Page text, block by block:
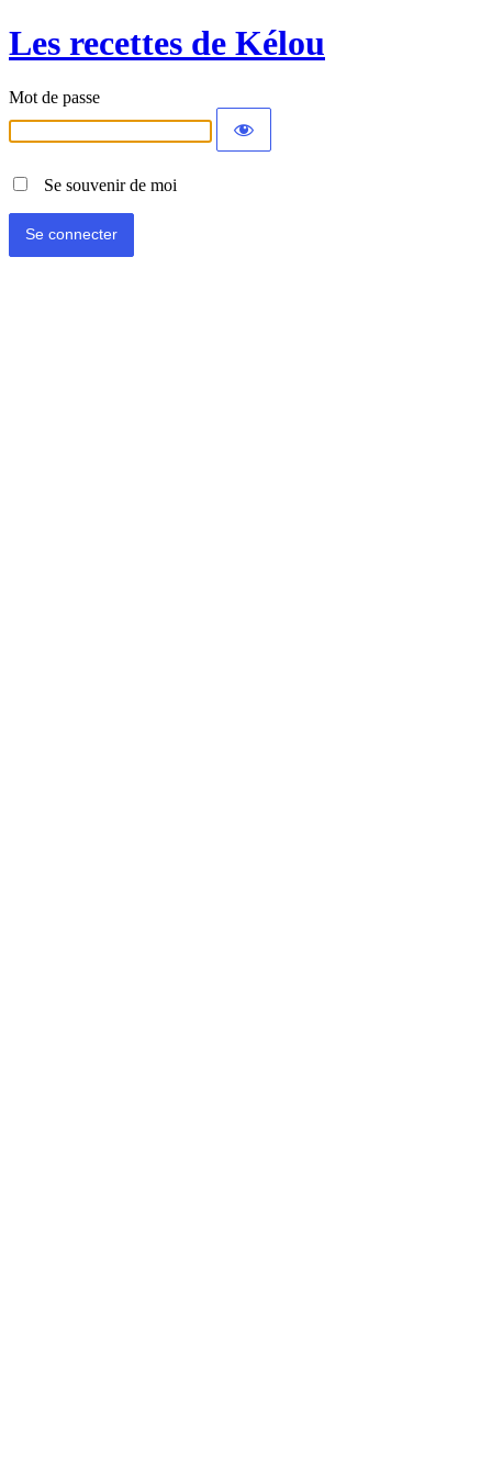
Les recettes de Kélou
Mot de passe
Se souvenir de moi